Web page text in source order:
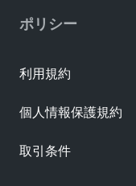
ポリシー
利用規約
個人情報保護規約
取引条件